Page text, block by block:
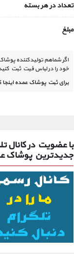
تعداد در هر بسته
مبلغ
اگر شماهم تولیدکننده
خود را در لباس فیت ثبت
برای ثبت پوشاک عمده اینجا
با عضویت در کانال
جدیدترین پوشاک